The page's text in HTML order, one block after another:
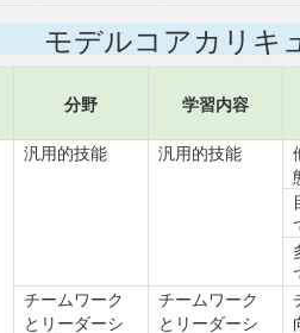
モデルコアカリキ
分野 学習内容
汎用的技能 汎用的技能
チームワーク
とリーダーシ
チームワーク
とリーダーシ